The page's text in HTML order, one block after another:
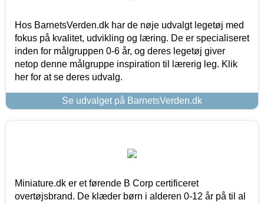
Hos BarnetsVerden.dk har de nøje udvalgt legetøj med
fokus på kvalitet, udvikling og læring. De er specialiseret
inden for målgruppen 0-6 år, og deres legetøj giver
netop denne målgruppe inspiration til lærerig leg. Klik
her for at se deres udvalg.
Se udvalget på BarnetsVerden.dk
Miniature.dk er et førende B Corp certificeret
overtøjsbrand. De klæder børn i alderen 0-12 år på til al